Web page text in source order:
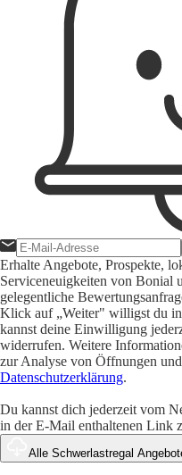
Erhalte Angebote, Prospekte,
Serviceneuigkeiten von Bonial
gelegentliche
Klick auf „Weiter" willigst du
kannst deine Einwilligung
widerrufen. Weitere
zur Analyse von Öffnungen
Datenschutzerklärung.
Du kannst dich jederzeit vom
in der E-Mail enthaltenen Link
Alle Schwerlastregal